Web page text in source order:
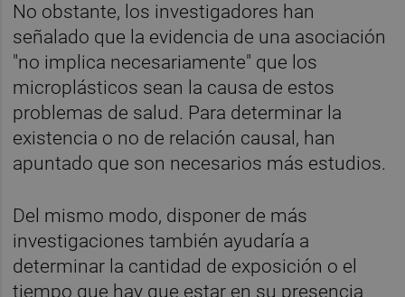
No obstante, los investigadores han
señalado que la evidencia de una asociación
"no implica necesariamente" que los
microplásticos sean la causa de estos
problemas de salud. Para determinar la
existencia o no de relación causal, han
apuntado que son necesarios más estudios.
Del mismo modo, disponer de más
investigaciones también ayudaría a
determinar la cantidad de exposición o el
tiempo que hay que estar en su presencia